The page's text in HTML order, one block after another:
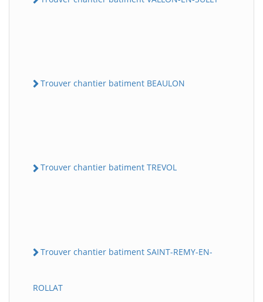
Trouver chantier batiment BEAULON
Trouver chantier batiment TREVOL
Trouver chantier batiment SAINT-REMY-EN-
ROLLAT